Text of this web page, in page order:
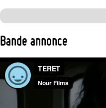
Bande annonce